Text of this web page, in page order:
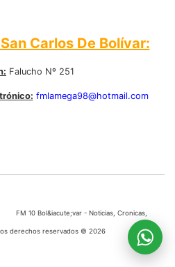
Carlos De Bolívar:
Falucho Nº 251
fmlamega98@hotmail.com
FM 10 Bol&iacute;var - Noticias, Cronicas,
derechos reservados © 2026